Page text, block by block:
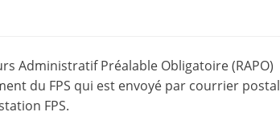
Administratif Préalable Obligatoire (RAPO)
du FPS qui est envoyé par courrier postal
FPS.